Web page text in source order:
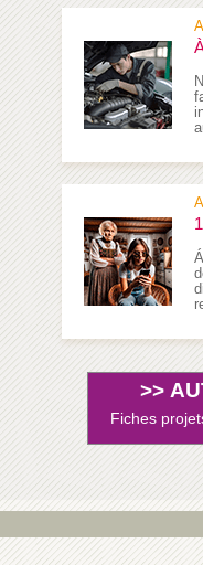
>>
Fiches